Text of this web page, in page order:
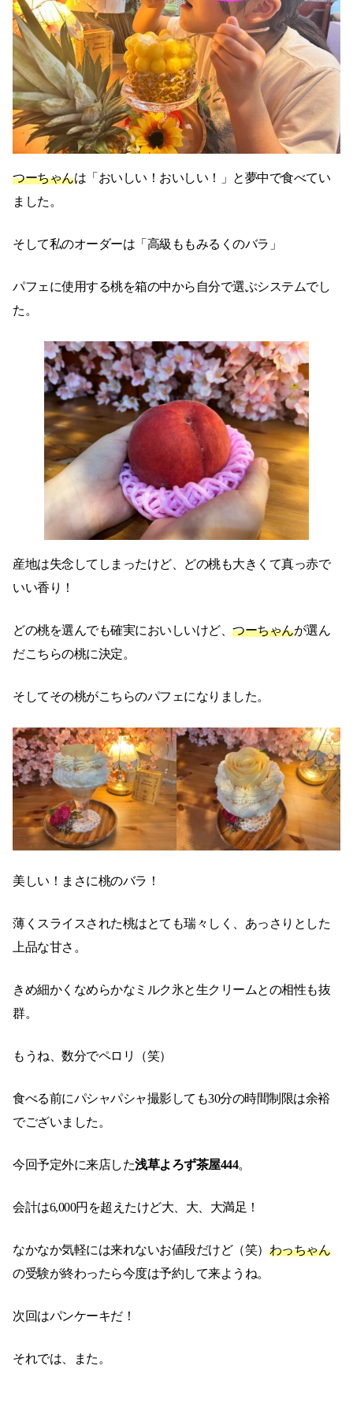
つーちゃんは「おいしい！おいしい！」と夢中で食べてい
ました。
そして私のオーダーは「高級ももみるくのバラ」
パフェに使用する桃を箱の中から自分で選ぶシステムでし
た。
産地は失念してしまったけど、どの桃も大きくて真っ赤で
いい香り！
どの桃を選んでも確実においしいけど、 つーちゃんが選ん
だこちらの桃に決定。
そしてその桃がこちらのパフェになりました。
美しい！まさに桃のバラ！
薄くスライスされた桃はとても瑞々しく、あっさりとした
上品な甘さ。
きめ細かくなめらかなミルク氷と生クリームとの相性も抜
群。
もうね、数分でペロリ（笑）
食べる前にパシャパシャ撮影しても30分の時間制限は余裕
でございました。
今回予定外に来店した浅草よろず茶屋444。
会計は6,000円を超えたけど大、大、大満足！
なかなか気軽には来れないお値段だけど（笑） わっちゃん
の受験が終わったら今度は予約して来ようね。
次回はパンケーキだ！
それでは、また。